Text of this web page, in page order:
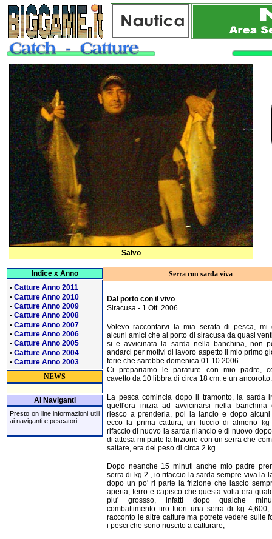
Indice x Anno
• Catture Anno 2011
• Catture Anno 2010
• Catture Anno 2009
• Catture Anno 2008
• Catture Anno 2007
• Catture Anno 2006
• Catture Anno 2005
• Catture Anno 2004
• Catture Anno 2003
NEWS
Ai Naviganti
Presto on line informazioni utili
ai naviganti e pescatori
Serra con sarda viva
Dal porto con il vivo
Siracusa - 1 Ott. 2006
Volevo raccontarvi la mia serata di pesca, mi
alcuni amici che al porto di siracusa da quasi
si e avvicinata la sarda nella banchina, non
andarci per motivi di lavoro aspetto il mio primo
ferie che sarebbe domenica 01.10.2006.
Ci prepariamo le parature con mio padre,
cavetto da 10 libbra di circa 18 cm. e un ancorotto.
La pesca comincia dopo il tramonto, la sarda
quell'ora inizia ad avvicinarsi nella banchina
riesco a prenderla, poi la lancio e dopo alcuni
ecco la prima cattura, un luccio di almeno kg
rifaccio di nuovo la sarda rilancio e di nuovo
di attesa mi parte la frizione con un serra che
saltare, era del peso di circa 2 kg.
Dopo neanche 15 minuti anche mio padre
serra di kg 2 , io rifaccio la sarda sempre viva la
dopo un po' ri parte la frizione che lascio
aperta, ferro e capisco che questa volta era
piu' grossso, infatti dopo qualche
combattimento tiro fuori una serra di kg 4,600,
racconto le altre catture ma potrete vedere sulle
i pesci che sono riuscito a catturare,
Salvo